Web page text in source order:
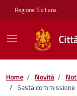
Vai ai contenuti
Vai al footer
Regione Siciliana
Home / Novità /
/ Sesta